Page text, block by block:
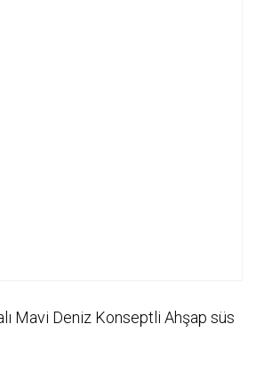
Mavi Deniz Konseptli Ahşap süs